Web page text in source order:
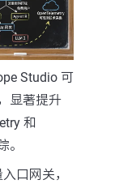
Studio 可
显著提升
和
口网关，